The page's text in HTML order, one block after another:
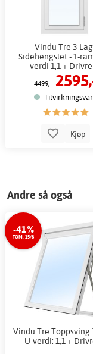
Vindu Tre 3-
Sidehengslet - 1-
verdi 1,1 +
4499,-
Kjøp
Andre så også
-41%
TOM. 15/8
Vindu Tre Toppsving
U-verdi: 1,1 +